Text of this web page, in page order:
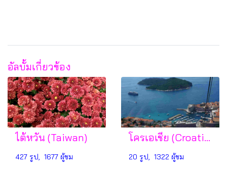
อัลบั้มเกี่ยวข้อง
ไต้หวัน (Taiwan)
427 รูป, 1677 ผู้ชม
โครเอเชีย (Croatia)
20 รูป, 1322 ผู้ชม